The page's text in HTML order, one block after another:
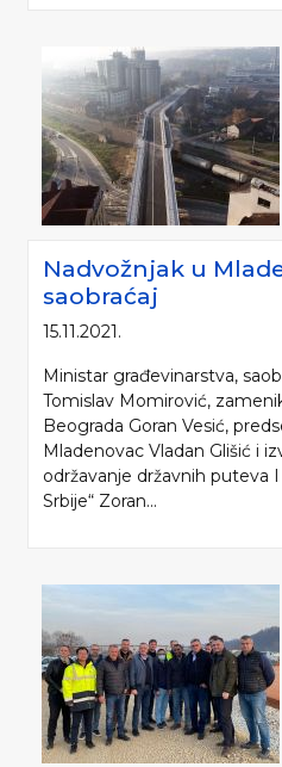
Nadvožnjak u
saobraćaj
15.11.2021.
Ministar građevinarstva,
Tomislav Momirović,
Beograda Goran Vesić,
Mladenovac Vladan Glišić i
održavanje državnih puteva
Srbije“ Zoran...
© 2005-2026. "Putevi Srbije"